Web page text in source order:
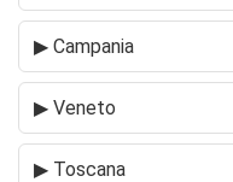
▶ Campania
▶ Veneto
▶ Toscana